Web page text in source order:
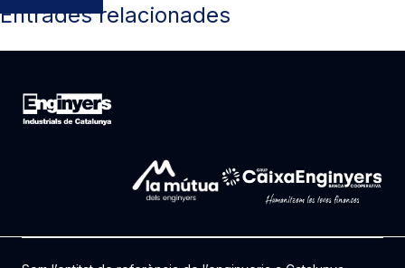
Entrades relacionades